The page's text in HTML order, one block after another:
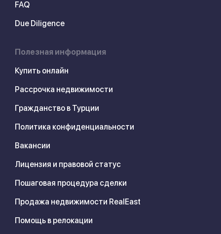
FAQ
Due Diligence
Полезная информация
Купить онлайн
Рассрочка недвижимости
Гражданство в Турции
Политика конфиденциальности
Вакансии
Лицензия и правовой статус
Пошаговая процедура сделки
Продажа недвижимости RealEast
Помощь в релокации